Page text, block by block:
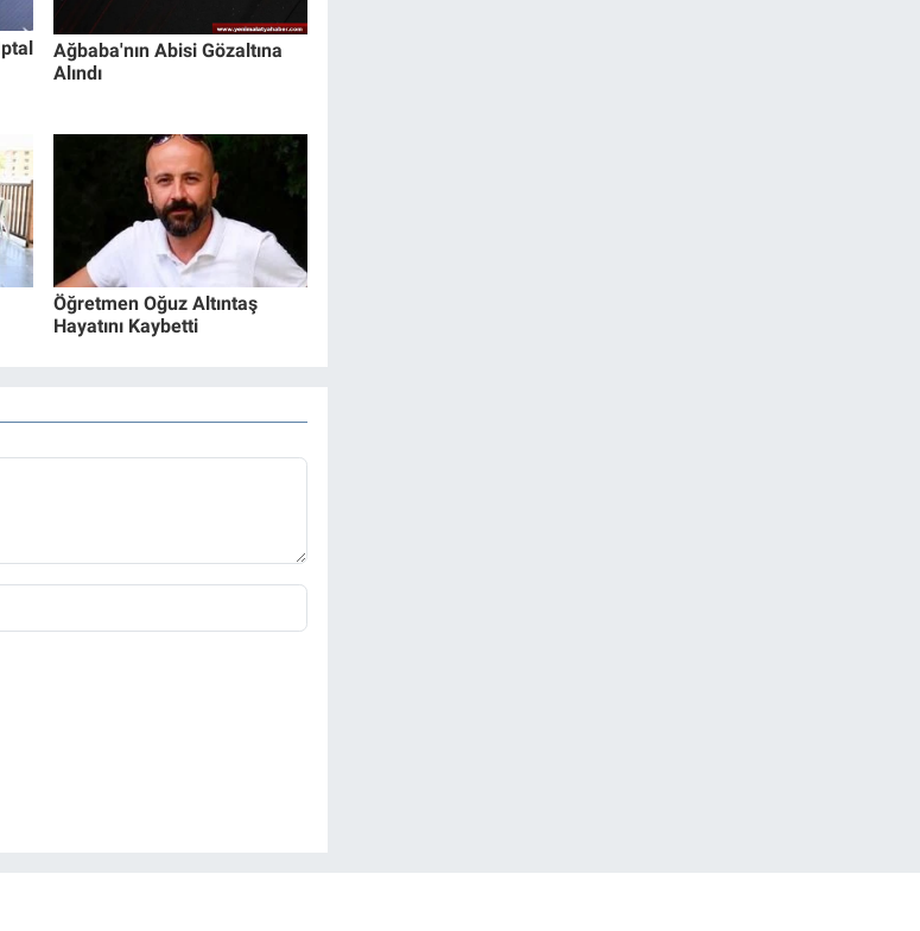
Ağbaba'nın Abisi Gözaltına
Alındı
Öğretmen Oğuz Altıntaş
Hayatını Kaybetti